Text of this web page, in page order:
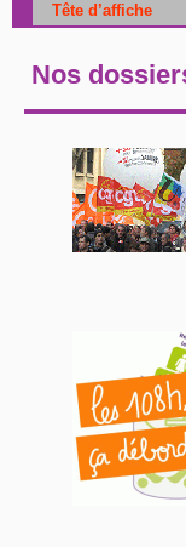
Tête d’affiche
Nos